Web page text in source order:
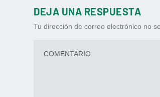
DEJA UNA RESPUESTA
Tu dirección de correo electrónico no